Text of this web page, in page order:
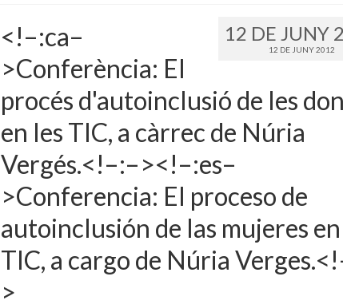
12 DE JUNY
12 DE JUNY 2012
<!–:ca–
>Conferència: El
procés d'autoinclusió de les
en les TIC, a càrrec de Núria
Vergés.<!–:–><!–:es–
>Conferencia: El proceso de
autoinclusión de las mujeres
TIC, a cargo de Núria
>